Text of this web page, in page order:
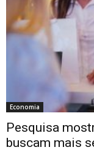
Economia
Pesquisa
buscam mais